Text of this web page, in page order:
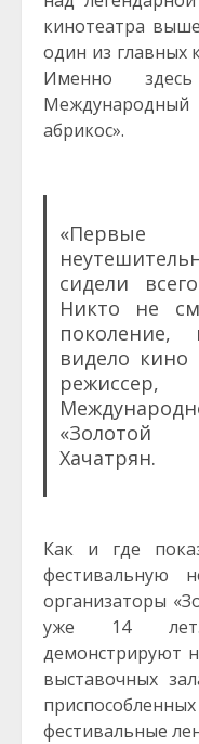
кинотеатра
один из главных
Именно
Международный
абрикос».
сидели
Никто не
видело кино
«Золотой
Хачатрян.
Как и где
фестивальную
организаторы
уже 14 лет.
демонстрируют
выставочных
фестивальные